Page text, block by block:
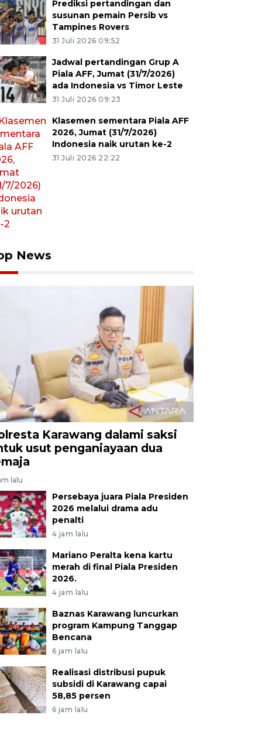
Prediksi pertandingan dan
susunan pemain Persib vs
Tampines Rovers
31 Juli 2026 09:52
Jadwal pertandingan Grup A
Piala AFF, Jumat (31/7/2026)
ada Indonesia vs Timor Leste
31 Juli 2026 09:23
Klasemen sementara Piala AFF
2026, Jumat (31/7/2026)
Indonesia naik urutan ke-2
31 Juli 2026 22:22
News
Karawang dalami saksi
usut penganiayaan dua
lalu
Persebaya juara Piala Presiden
2026 melalui drama adu
penalti
4 jam lalu
Mariano Peralta kena kartu
merah di final Piala Presiden
2026.
4 jam lalu
Baznas Karawang luncurkan
program Kampung Tanggap
Bencana
6 jam lalu
Realisasi distribusi pupuk
subsidi di Karawang capai
58,85 persen
6 jam lalu